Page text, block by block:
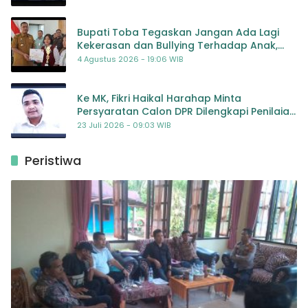
Bupati Toba Tegaskan Jangan Ada Lagi
Kekerasan dan Bullying Terhadap Anak,
Dorong Kolaborasi Seluruh Pihak
4 Agustus 2026 - 19:06 WIB
Ke MK, Fikri Haikal Harahap Minta
Persyaratan Calon DPR Dilengkapi Penilaian
Kompetensi
23 Juli 2026 - 09:03 WIB
Peristiwa